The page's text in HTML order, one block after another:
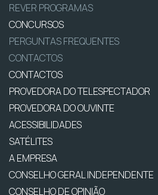
REVER PROGRAMAS
CONCURSOS
PERGUNTAS FREQUENTES
CONTACTOS
CONTACTOS
PROVEDORA DO TELESPECTADOR
PROVEDORA DO OUVINTE
ACESSIBILIDADES
SATÉLITES
A EMPRESA
CONSELHO GERAL INDEPENDENTE
CONSELHO DE OPINIÃO